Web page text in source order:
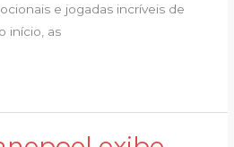
e jogadas incríveis de
início, as